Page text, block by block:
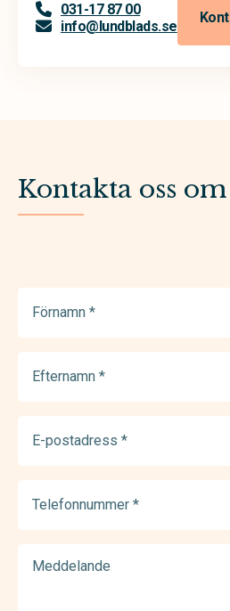
031-17 87 00
info@lundblads.se
Kontakta oss
(Required)
(Required)
postadress
(Required)